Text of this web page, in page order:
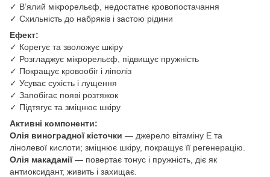
✓ В’ялий мікрорельєф, недостатнє кровопостачання
✓ Схильність до набряків і застою рідини
Ефект:
✓ Корегує та зволожує шкіру
✓ Розгладжує мікрорельєф, підвищує пружність
✓ Покращує кровообіг і ліполіз
✓ Усуває сухість і лущення
✓ Запобігає появі розтяжок
✓ Підтягує та зміцнює шкіру
Активні компоненти:
Олія виноградної кісточки — джерело вітаміну E та
лінолевої кислоти; зміцнює шкіру, покращує її регенерацію.
Олія макадамії— повертає тонус і пружність, діє як
антиоксидант, живить і захищає.